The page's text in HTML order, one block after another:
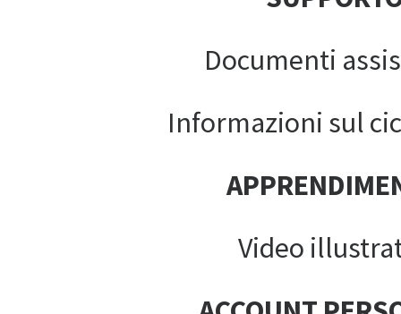
Documenti
Informazioni sul
Video